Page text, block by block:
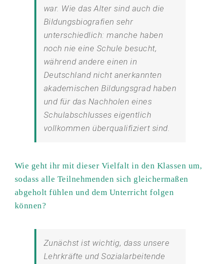
war. Wie das Alter sind auch die
Bildungsbiografien sehr
unterschiedlich: manche haben
noch nie eine Schule besucht,
während andere einen in
Deutschland nicht anerkannten
akademischen Bildungsgrad haben
und für das Nachholen eines
Schulabschlusses eigentlich
vollkommen überqualifiziert sind.
Wie geht ihr mit dieser Vielfalt in den Klassen um,
sodass alle Teilnehmenden sich gleichermaßen
abgeholt fühlen und dem Unterricht folgen
können?
Zunächst ist wichtig, dass unsere
Lehrkräfte und Sozialarbeitende